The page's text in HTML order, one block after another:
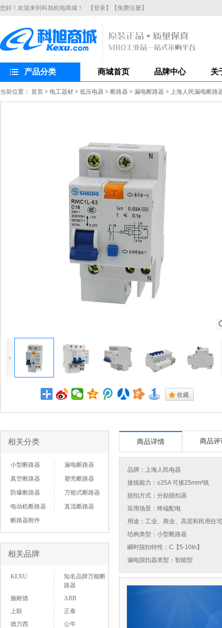
您好！欢迎来到科旭机电商城！ 【登录】 【免费注册】
产品分类 商城首页 品牌中心 关
当前位置： 首页 > 电工器材 > 低压电器 > 断路器 > 漏电断路器 > 上海人民漏电断路
4
. 收藏
相关分类
小型断路器
漏电断路器
真空断路器
塑壳断路器
防爆断路器
万能式断路器
电动机断路器
直流断路器
断路器附件
相关品牌
KEXU
知名品牌万能断
路器
施耐德
ABB
上联
正泰
德力西
公牛
商品详情 商品评
品牌： 上海人民电器
接线能力：≤25A 可接25mm²线
脱扣方式：分励脱扣器
应用场景：终端配电
用途：工业、商业、高层和民用住
结构类型：小型断路器
瞬时脱扣特性：C【5-10In】
漏电脱扣器类型：智能型